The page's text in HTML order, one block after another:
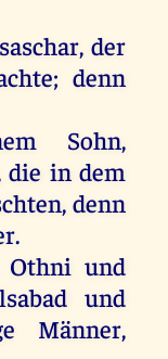
der
;denn
Sohn,
die in dem
,denn
.
Othni und
und
Männer,